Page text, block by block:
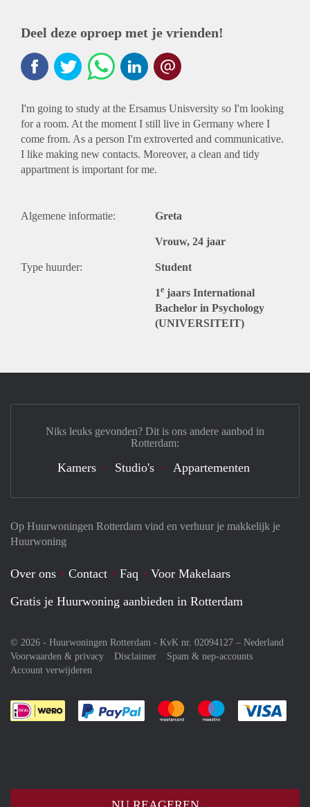
Deel deze oproep met je vrienden!
I'm going to study at the Ersamus Unisversity so I'm looking
for a room. At the moment I still live in Germany where I
come from. As a person I'm extroverted and communicative.
I like making new contacts. Moreover, a clean and tidy
appartment is important for me.
Algemene informatie: Greta
Vrouw, 24 jaar
Type huurder: Student
1e jaars International
Bachelor in Psychology
(UNIVERSITEIT)
Op Huurwoningen Rotterdam vind en verhuur je makkelijk je
Huurwoning
Over ons Contact Faq
Voor Makelaars
Gratis je Huurwoning aanbieden in Rotterdam
© 2026 - Huurwoningen Rotterdam - KvK nr. 02094127 – Nederland
Voorwaarden & privacy
Disclaimer
Spam & nep-accounts
Account verwijderen
Je rekent gemakkelijk af met Paypal
Je rekent gemakkelijk af met
Je rekent
Niks leuks gevonden? Dit is ons andere aanbod in
Rotterdam:
Kamers Studio's Appartementen